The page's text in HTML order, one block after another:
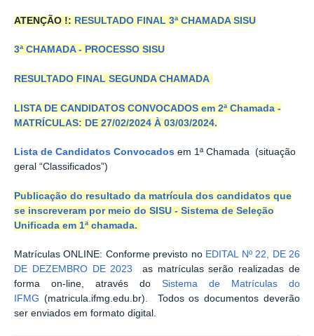
ATENÇÃO !: RESULTADO FINAL 3ª CHAMADA SISU
3ª CHAMADA - PROCESSO SISU
RESULTADO FINAL SEGUNDA CHAMADA
LISTA DE CANDIDATOS CONVOCADOS em 2ª Chamada -
MATRÍCULAS: DE 27/02/2024 À 03/03/2024.
Lista de Candidatos Convocados em 1ª Chamada (situação
geral “Classificados”)
Publicação do resultado da matrícula dos candidatos que
se inscreveram por meio do SISU - Sistema de Seleção
Unificada em 1ª chamada.
Matrículas ONLINE: Conforme previsto no EDITAL Nº 22, DE 26
DE DEZEMBRO DE 2023 as matrículas serão realizadas de
forma on-line, através do Sistema de Matrículas do
IFMG (matricula.ifmg.edu.br). Todos os documentos deverão
ser enviados em formato digital.